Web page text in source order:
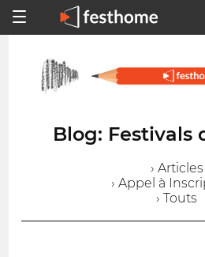
Blog: Festivals
› Articles
› Appel à
› Touts